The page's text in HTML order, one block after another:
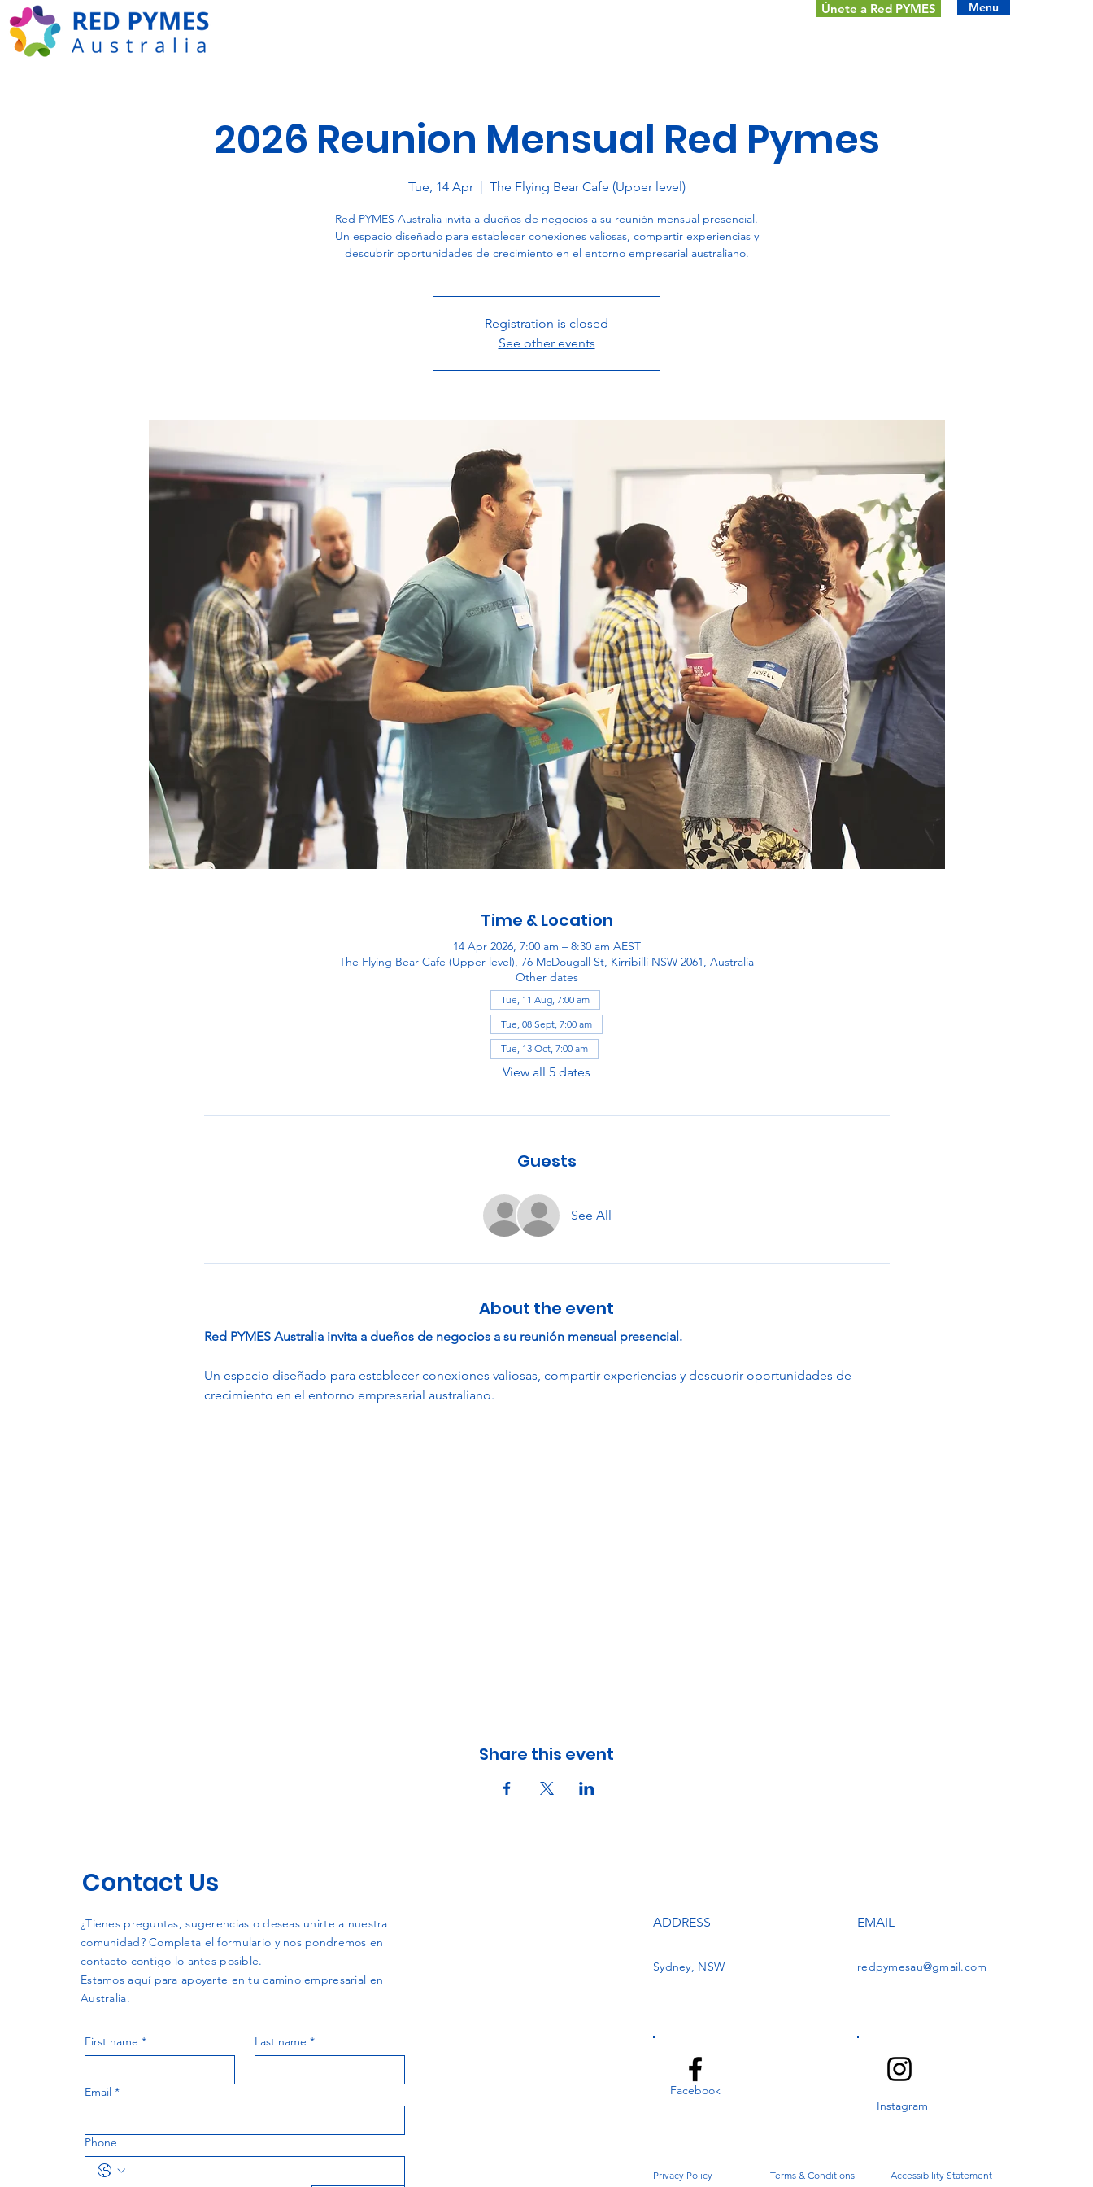
Únete a Red PYMES Menu
2026 Reunion Mensual Red Pymes
Tue, 14 Apr
  |
The Flying Bear Cafe (Upper level)
Red PYMES Australia invita a dueños de negocios a su reunión mensual presencial.
Un espacio diseñado para establecer conexiones valiosas, compartir experiencias y
descubrir oportunidades de crecimiento en el entorno empresarial australiano.
Registration is closed
See other events
Time & Location
14 Apr 2026, 7:00 am – 8:30 am AEST
The Flying Bear Cafe (Upper level), 76 McDougall St, Kirribilli NSW 2061, Australia
Other dates
Tue, 11 Aug, 7:00 am
Tue, 08 Sept, 7:00 am
Tue, 13 Oct, 7:00 am
View all 5 dates
Guests
See All
About the event
Red PYMES Australia invita a dueños de negocios a su reunión mensual presencial.
Un espacio diseñado para establecer conexiones valiosas, compartir experiencias y descubrir oportunidades de
crecimiento en el entorno empresarial australiano.
Share this event
Contact Us
¿Tienes preguntas, sugerencias o deseas unirte a nuestra
comunidad? Completa el formulario y nos pondremos en
contacto contigo lo antes posible.
Estamos aquí para apoyarte en tu camino empresarial en
Australia.
First name * Last name *
Email *
Phone
ADDRESS
Sydney, NSW
EMAIL
redpymesau@gmail.com
Facebook
Privacy Policy
Instagram
Terms & Conditions Accessibility Statement